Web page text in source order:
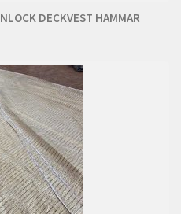
DECKVEST HAMMAR